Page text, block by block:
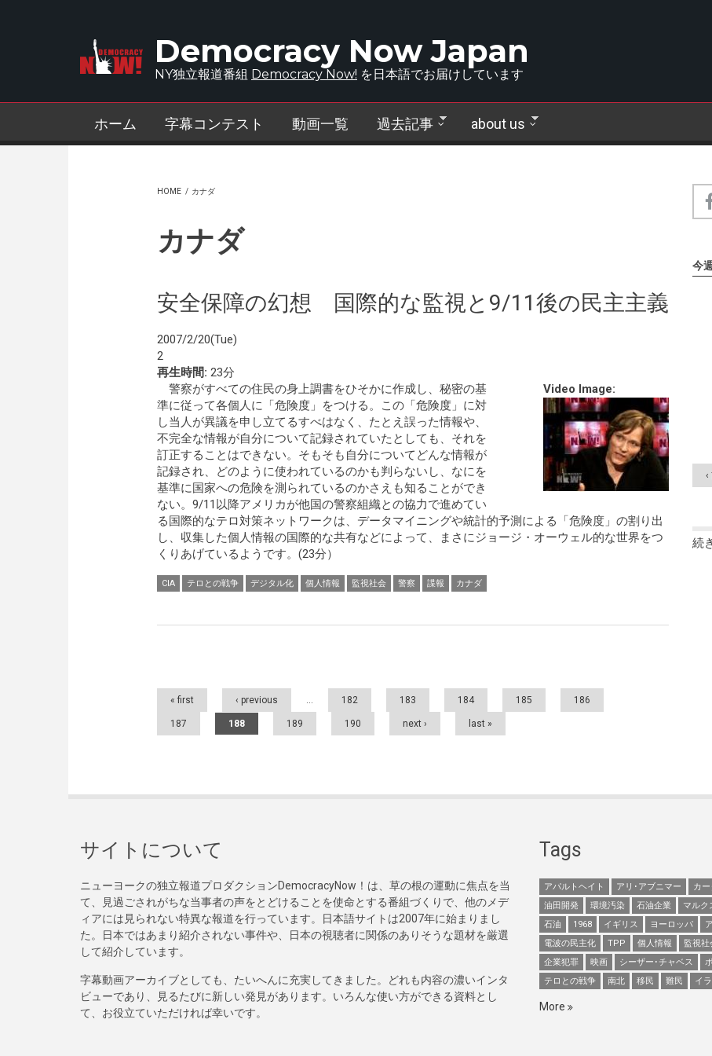
Democracy Now Japan
NY独立報道番組 Democracy Now! を日本語でお届けしています
ホーム 字幕コンテスト 動画一覧 過去記事 about us
HOME / カナダ
カナダ
安全保障の幻想 国際的な監視と9/11後の民主主義
2007/2/20(Tue)
2
再生時間: 23分
Video Image:
警察がすべての住民の身上調書をひそかに作成し、秘密の基
準に従って各個人に「危険度」をつける。この「危険度」に対
し当人が異議を申し立てるすべはなく、たとえ誤った情報や、
不完全な情報が自分について記録されていたとしても、それを
訂正することはできない。そもそも自分についてどんな情報が
記録され、どのように使われているのかも判らないし、なにを
基準に国家への危険を測られているのかさえも知ることができ
ない。9/11以降アメリカが他国の警察組織との協力で進めてい
る国際的なテロ対策ネットワークは、データマイニングや統計的予測による「危険度」の割り出
し、収集した個人情報の国際的な共有などによって、まさにジョージ・オーウェル的な世界をつ
くりあげているようです。(23分）
CIA テロとの戦争 デジタル化 個人情報 監視社会 警察 諜報 カナダ
Pages
« first ‹ previous … 182 183 184 185 186
187 188 189 190 next › last »
今
続
サイトについて
ニューヨークの独立報道プロダクションDemocracyNow！は、草の根の運動に焦点を当
て、見過ごされがちな当事者の声をとどけることを使命とする番組づくりで、他のメデ
ィアには見られない特異な報道を行っています。日本語サイトは2007年に始まりまし
た。日本ではあまり紹介されない事件や、日本の視聴者に関係のありそうな題材を厳選
して紹介しています。
字幕動画アーカイブとしても、たいへんに充実してきました。どれも内容の濃いインタ
ビューであり、見るたびに新しい発見があります。いろんな使い方ができる資料とし
て、お役立ていただければ幸いです。
Tags
アパルトヘイト アリ･アブニマー カ
油田開発
環境汚染 石油企業 マルク
石油
1968 イギリス ヨーロッパ
電波の民主化
TPP 個人情報 監視社
企業犯罪
映画 シーザー･チャベス
テロとの戦争
南北 移民 難民 イ
More